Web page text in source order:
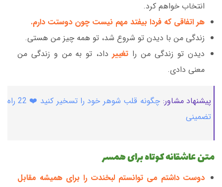
انتخاب خواهم کرد.
هر اتفاقی که فردا بیفتد مهم نیست چون دوستت دارم.
زندگی من با دیدن تو شروع شد، تو همه چیز من هستی.
دیدن تو زندگی من را تغییر داد، تو به من و زندگی من
معنی دادی.
پیشنهاد مشاور:
چگونه قلب شوهر خود را تسخیر کنید ❤️ 22 راه
تضمینی
متن عاشقانه کوتاه برای همسر
دوست داشتم می توانستم لبخندت را برای همیشه مقابل